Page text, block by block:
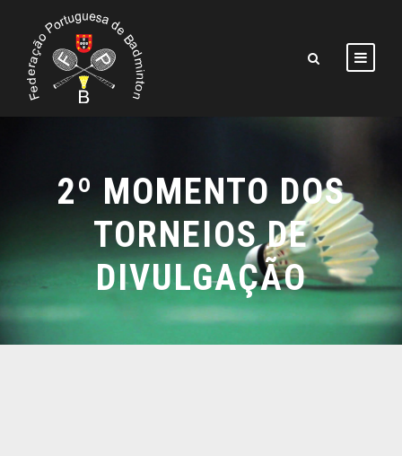
2º MOMENTO DOS
TORNEIOS DE
DIVULGAÇÃO